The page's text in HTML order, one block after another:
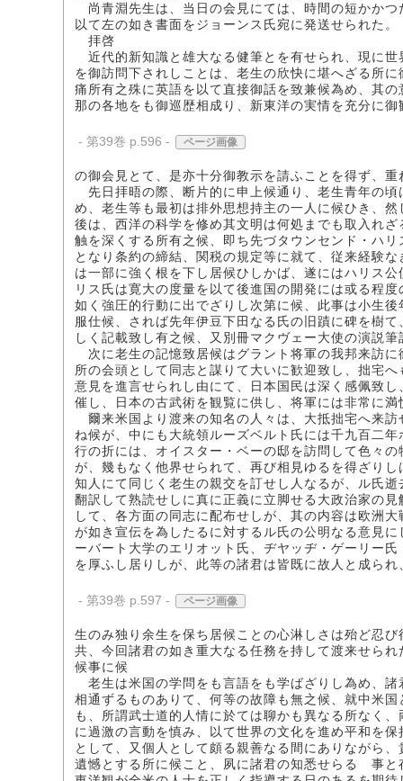
尚青淵先生は、当日の会見にては、時間の短かか
以て左の如き書面をジョーンス氏宛に発送せられた。
拝啓
近代的新知識と雄大なる健筆とを有せられ、現に
を御訪問下されしことは、老生の欣快に堪へざる所
痛所有之殊に英語を以て直接御話を致兼候為め、其
那の各地をも御巡歴相成り、新東洋の実情を充分に
- 第39巻 p.596 - ページ画像
の御会見とて、是亦十分御教示を請ふことを得ず、
先日拝晤の際、断片的に申上候通り、老生青年の
め、老生等も最初は排外思想持主の一人に候ひき、
後は、西洋の科学を修め其文明は何処までも取入れ
触を深くする所有之候、即ち先づタウンセンド・ハ
となり条約の締結、関税の規定等に就て、従来経験
は一部に強く根を下し居候ひしかば、遂にはハリス
リス氏は寛大の度量を以て後進国の開発には或る程
如く強圧的行動に出でざりし次第に候、此事は小生
服仕候、されば先年伊豆下田なる氏の旧蹟に碑を樹
しく記載致し有之候、又別冊マクヴェー大使の演説
次に老生の記憶致居候はグラント将軍の我邦来訪
所の会頭として同志と謀りて大いに歓迎致し、拙宅
意見を進言せられし由にて、日本国民は深く感佩致
催し、日本の古武術を観覧に供し、将軍には非常に
爾来米国より渡来の知名の人々は、大抵拙宅へ来
ね候が、中にも大統領ルーズベルト氏には千九百二
行の折には、オイスター・ベーの邸を訪問して色々
が、幾もなく他界せられて、再び相見ゆるを得ざり
知人にて同じく老生の親交を訂せし人なるが、ル氏
翻訳して熟読せしに真に正義に立脚せる大政治家の
して、各方面の同志に配布せしが、其の内容は欧洲
が如き宣伝を為したるに対するル氏の公明なる意見
ーバート大学のエリオット氏、ヂヤッヂ・ゲーリー
を厚ふし居りしが、此等の諸君は皆既に故人と成られ
- 第39巻 p.597 - ページ画像
生のみ独り余生を保ち居候ことの心淋しさは殆ど忍
共、今回諸君の如き重大なる任務を持して渡来せら
候事に候
老生は米国の学問をも言語をも学ばざりし為め、
相通ずるものありて、何等の故障も無之候、就中米
も、所謂武士道的人情に於ては聊かも異なる所なく
に過激の言動を慎み、以て世界の文化を進め平和を
として、又個人として頗る親善なる間にありながら
遺憾とする所に候こと、夙に諸君の知悉せらるゝ事